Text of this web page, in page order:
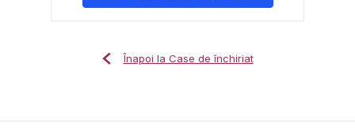
Înapoi la Case de închiriat